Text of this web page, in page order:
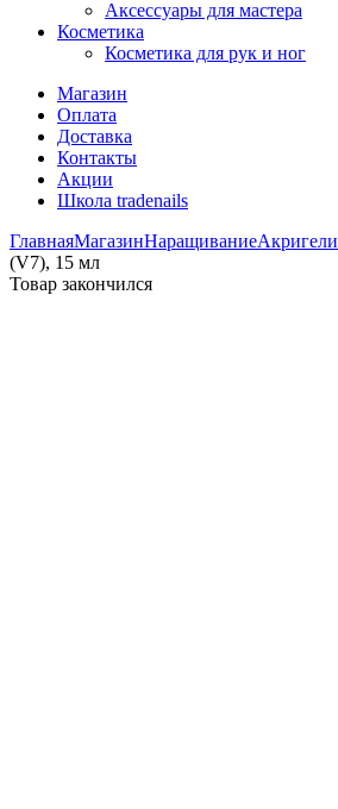
Аксессуары для мастера
Косметика
Косметика для рук и ног
Магазин
Оплата
Доставка
Контакты
Акции
Школа tradenails
ГлавнаяМагазинНаращиваниеАкригели
(V7), 15 мл
Товар закончился